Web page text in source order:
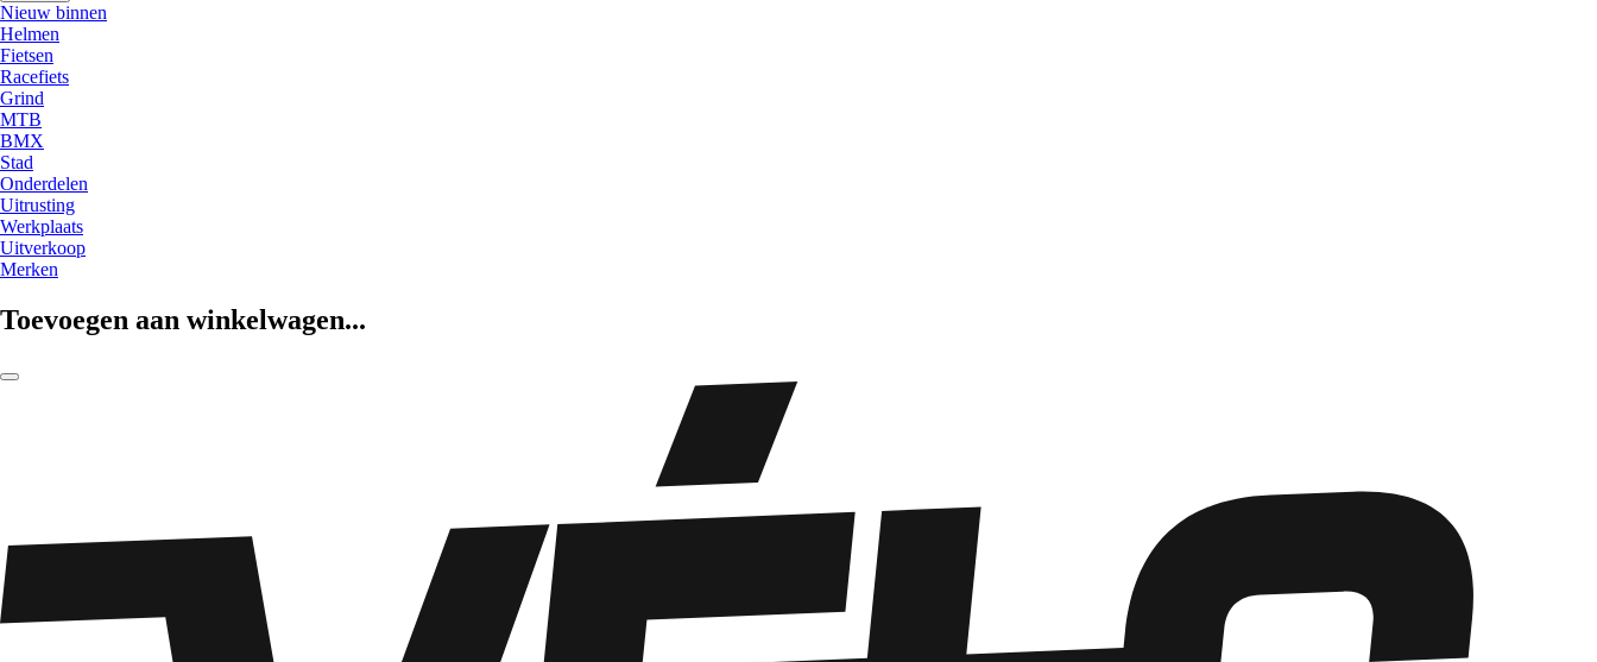
Nieuw binnen
Helmen
Fietsen
Racefiets
Grind
MTB
BMX
Stad
Onderdelen
Uitrusting
Werkplaats
Uitverkoop
Merken
Toevoegen aan winkelwagen...